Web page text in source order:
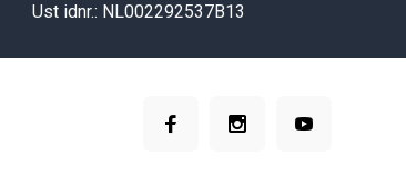
Ust idnr.: NL002292537B13